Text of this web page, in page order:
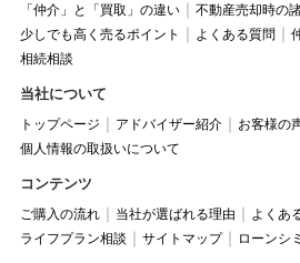
「仲介」と「買取」の違い
不動産売却時の
少しでも高く売るポイント
よくある質問
相続相談
当社について
トップページ アドバイザー紹介 お客様の
個人情報の取扱いについて
コンテンツ
ご購入の流れ 当社が選ばれる理由 よくあ
ライフプラン相談
サイトマップ ローンシ